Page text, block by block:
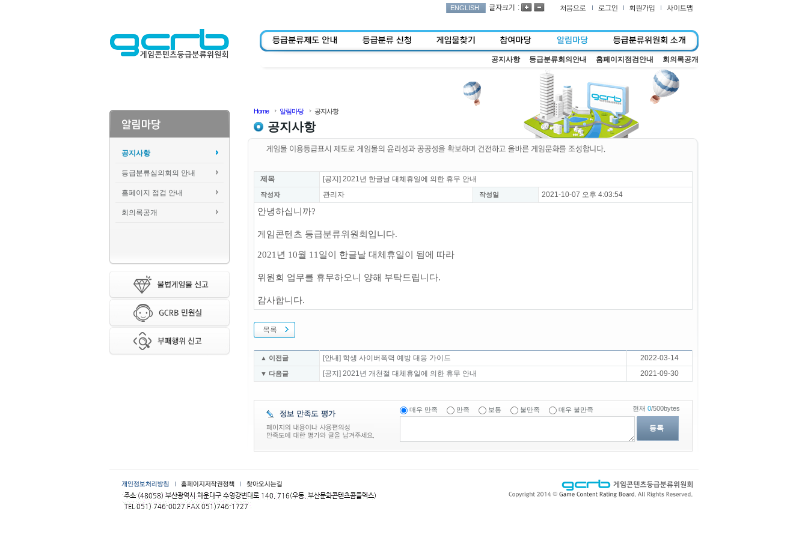
ENGLISH :
공지사항 등급분류회의안내 홈페이지점검안내 회의록공개
공지사항
등급분류심의회의 안내
홈페이지 점검 안내
회의록공개
Home 알림마당 공지사항
공지사항
제목 [공지] 2021년 한글날 대체휴일에 의한 휴무 안내
작성자 관리자 작성일 2021-10-07 오후 4:03:54
안녕하십니까?
게임콘텐츠 등급분류위원회입니다.
2021년 10월 11일이 한글날 대체휴일이 됨에 따라
위원회 업무를 휴무하오니 양해 부탁드립니다.
감사합니다.
목록
▲ 이전글 [안내] 학생 사이버폭력 예방 대응 가이드 2022-03-14
▼ 다음글 [공지] 2021년 개천절 대체휴일에 의한 휴무 안내 2021-09-30
매우 만족 만족 보통 불만족 매우 불만족
등록
현재 0/500bytes